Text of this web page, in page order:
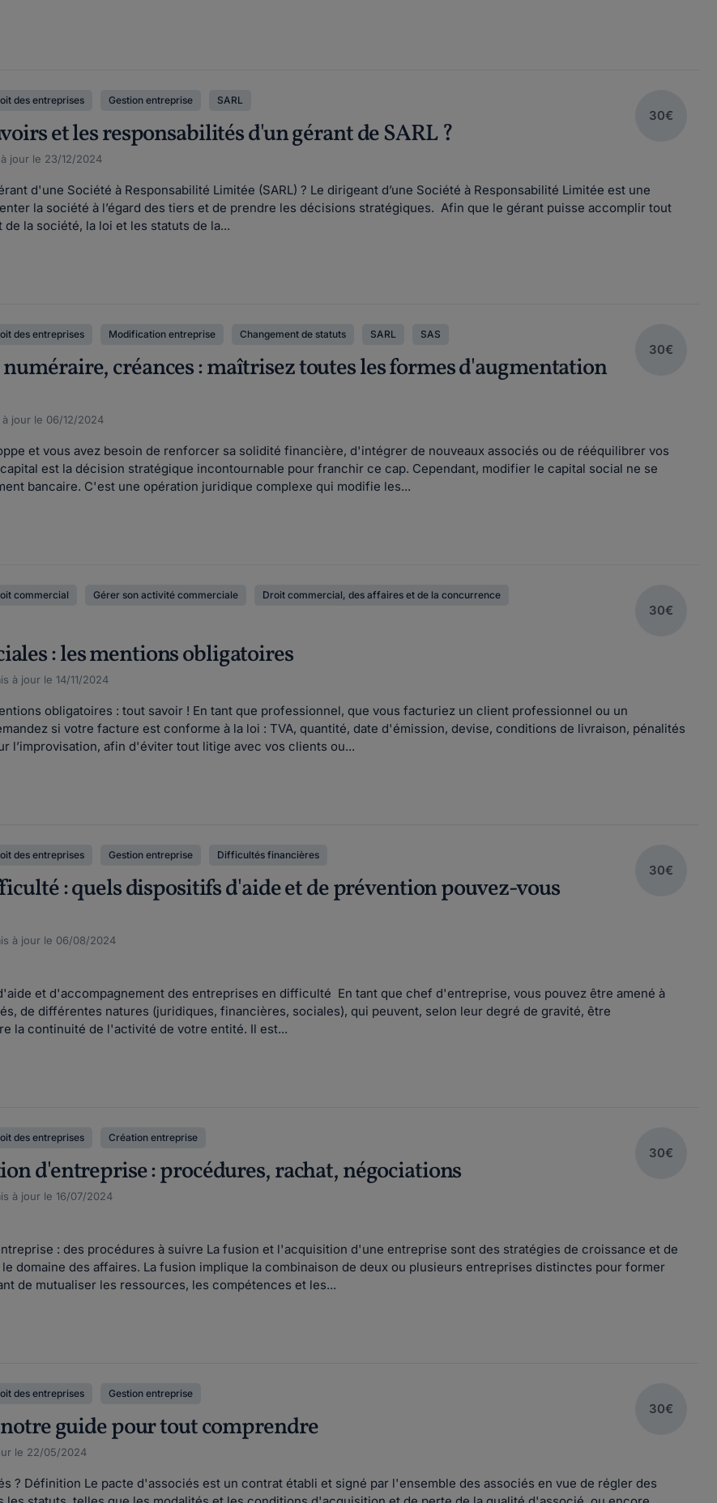
des entreprises Gestion entreprise SARL
et les responsabilités d'un gérant de SARL ?
jour le 23/12/2024
30€
d'une Société à Responsabilité Limitée (SARL) ? Le dirigeant d’une Société à Responsabilité Limitée est une
la société à l’égard des tiers et de prendre les décisions stratégiques. Afin que le gérant puisse accomplir tout
la société, la loi et les statuts de la...
des entreprises Modification entreprise Changement de statuts SARL SAS
créances : maîtrisez toutes les formes d'augmentation
jour le 06/12/2024
30€
et vous avez besoin de renforcer sa solidité financière, d'intégrer de nouveaux associés ou de rééquilibrer vos
est la décision stratégique incontournable pour franchir ce cap. Cependant, modifier le capital social ne se
bancaire. C'est une opération juridique complexe qui modifie les...
commercial Gérer son activité commerciale Droit commercial, des affaires et de la concurrence
: les mentions obligatoires
à jour le 14/11/2024
30€
obligatoires : tout savoir ! En tant que professionnel, que vous facturiez un client professionnel ou un
si votre facture est conforme à la loi : TVA, quantité, date d'émission, devise, conditions de livraison, pénalités
l’improvisation, afin d'éviter tout litige avec vos clients ou...
des entreprises Gestion entreprise Difficultés financières
: quels dispositifs d'aide et de prévention pouvez-vous
à jour le 06/08/2024
30€
et d'accompagnement des entreprises en difficulté En tant que chef d'entreprise, vous pouvez être amené à
de différentes natures (juridiques, financières, sociales), qui peuvent, selon leur degré de gravité, être
la continuité de l'activité de votre entité. Il est...
des entreprises Création entreprise
d'entreprise : procédures, rachat, négociations
à jour le 16/07/2024
30€
: des procédures à suivre La fusion et l'acquisition d'une entreprise sont des stratégies de croissance et de
domaine des affaires. La fusion implique la combinaison de deux ou plusieurs entreprises distinctes pour former
de mutualiser les ressources, les compétences et les...
des entreprises Gestion entreprise
notre guide pour tout comprendre
le 22/05/2024
30€
? Définition Le pacte d'associés est un contrat établi et signé par l'ensemble des associés en vue de régler des